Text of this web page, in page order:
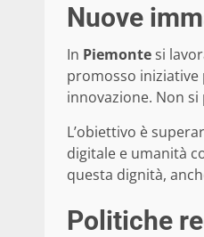
Nuove
In Piemontesi
promosso iniziative
innovazione. Non
L’obiettivo è
digitale e umanità
questa dignità,
Politiche